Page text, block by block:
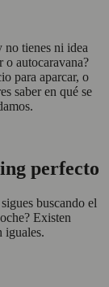
no tienes ni idea
o autocaravana?
para aparcar, o
saber en qué se
perfecto
buscando el
Existen
iguales.